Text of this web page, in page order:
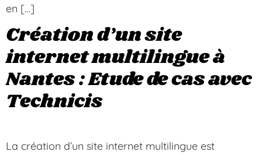
en […]
Création d’un site
internet multilingue à
Nantes : Etude de cas avec
Technicis
La création d’un site internet multilingue est